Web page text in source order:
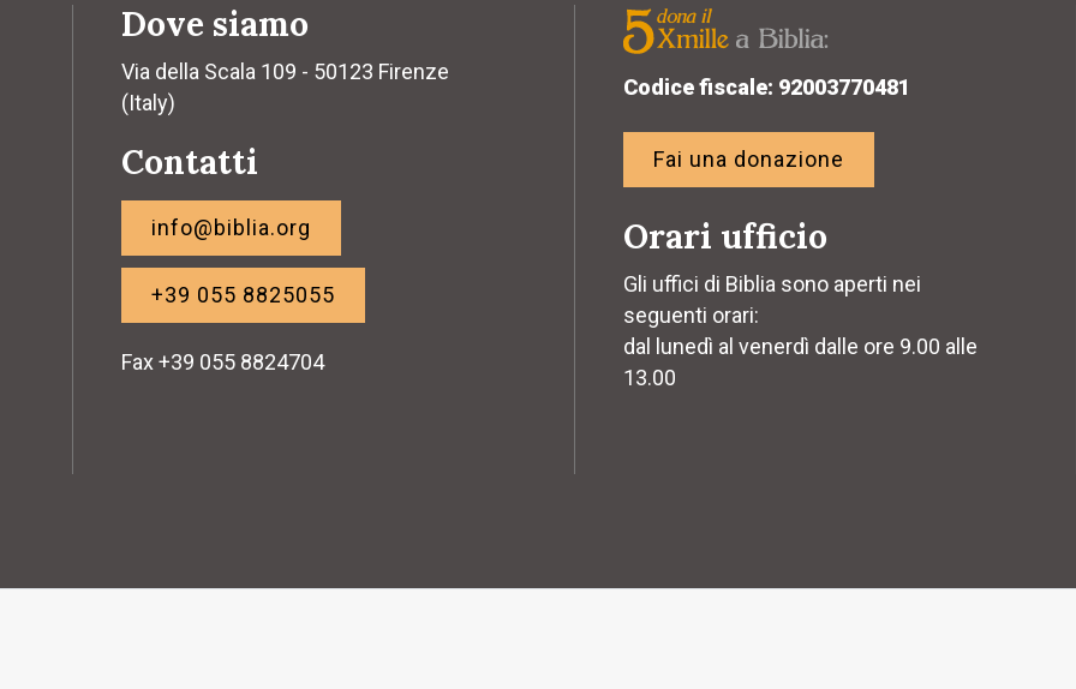
Dove siamo
Via della Scala 109 - 50123 Firenze
(Italy)
Contatti
info@biblia.org
+39 055 8825055
Fax +39 055 8824704
Codice fiscale: 92003770481
Fai una donazione
Orari ufficio
Gli uffici di Biblia sono aperti nei
seguenti orari:
dal lunedì al venerdì dalle ore 9.00 alle
13.00